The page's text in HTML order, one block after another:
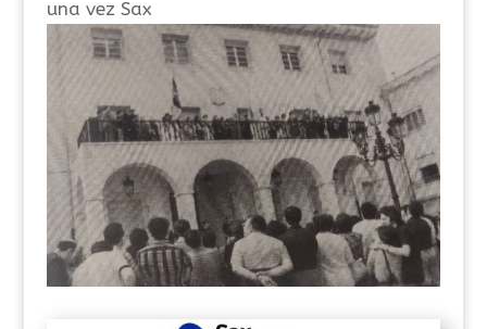
una vez Sax